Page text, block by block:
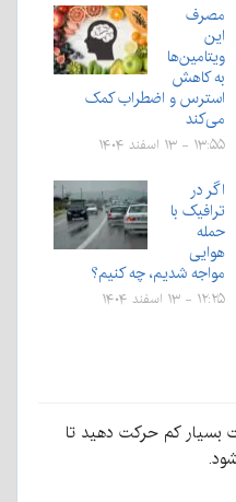
مصرف
این
ویتامین‌ها
به کاهش
استرس و اضطراب کمک
می‌کند
۱۳:۵۵ - ۱۳ اسفند ۱۴۰۴
اگر در
ترافیک با
حمله
هوایی
مواجه شدیم، چه کنیم؟
۱۲:۲۵ - ۱۳ اسفند ۱۴۰۴
سرعت بسیار کم حرکت دهید تا